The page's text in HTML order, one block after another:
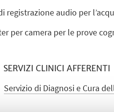
registrazione audio per
per camera per le prove
SERVIZI CLINICI AFFERENTI
Servizio di Diagnosi e Cura